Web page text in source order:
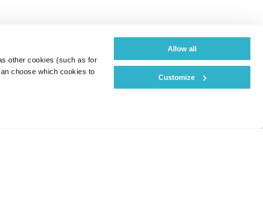
other cookies (such as for
choose which cookies to
Allow all
Customize